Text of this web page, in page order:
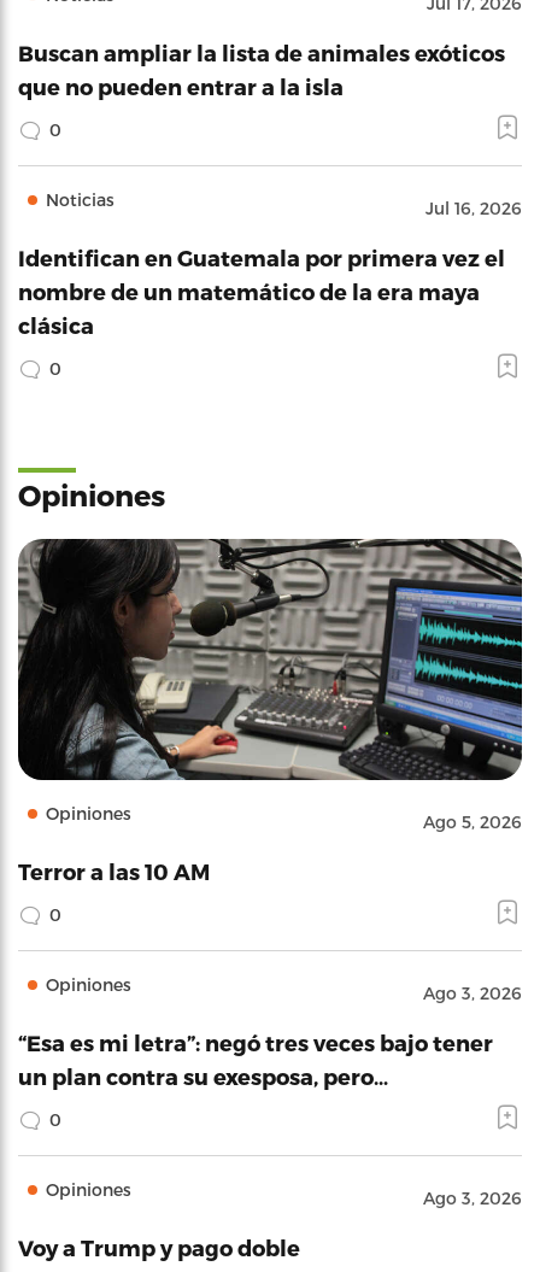
Buscan ampliar la lista de animales exóticos
que no pueden entrar a la isla
0
Noticias Jul 16, 2026
Identifican en Guatemala por primera vez el
nombre de un matemático de la era maya
clásica
0
Opiniones
Opiniones Ago 5, 2026
Terror a las 10 AM
0
Opiniones Ago 3, 2026
“Esa es mi letra”: negó tres veces bajo tener
un plan contra su exesposa, pero…
0
Opiniones Ago 3, 2026
Voy a Trump y pago doble